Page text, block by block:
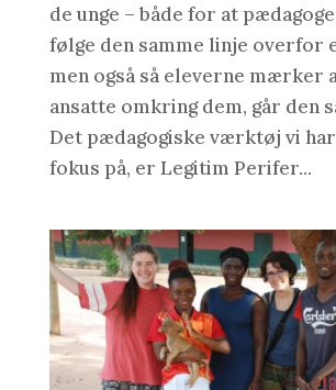
de unge – både for at
følge den samme linje overfor
men også så eleverne mærker
ansatte omkring dem, går den
Det pædagogiske værktøj vi
fokus på, er Legitim Perifer...